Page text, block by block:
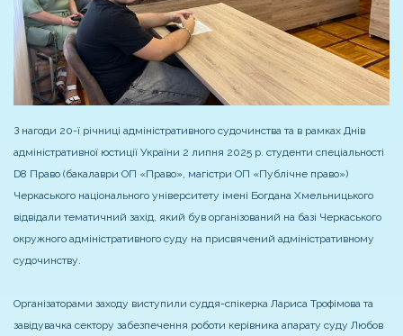
З нагоди 20-ї річниці адміністративного судочинства та в рамках Днів
адміністративної юстиції України 2 липня 2025 р. студенти спеціальності
D8 Право (бакалаври ОП «Право», магістри ОП «Публічне право»)
Черкаського національного університету імені Богдана Хмельницького
відвідали тематичний захід, який був організований на базі Черкаського
окружного адміністративного суду на присвячений адміністративному
судочинству.
Організаторами заходу виступили суддя-спікерка Лариса Трофімова та
завідувачка сектору забезпечення роботи керівника апарату суду Любов